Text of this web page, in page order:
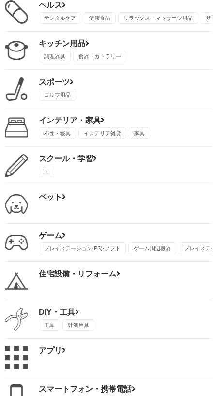
ヘルス
デンタルケア 健康食品 リラックス・マッサージ用品 サ
キッチン用品
調理器具 食器・カトラリー
スポーツ
ゴルフ用品
インテリア・家具
布団・寝具 インテリア雑貨 家具
スクール・学習
IT
ペット
ゲーム
プレイステーション(PS)-ソフト ゲーム周辺機器 プレイステ
住宅設備・リフォーム
DIY・工具
工具 計測用具
アプリ
スマートフォン・携帯電話